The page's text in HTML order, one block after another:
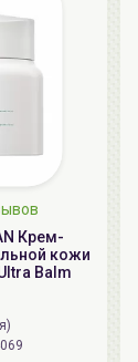
Крем-
кожи
Balm